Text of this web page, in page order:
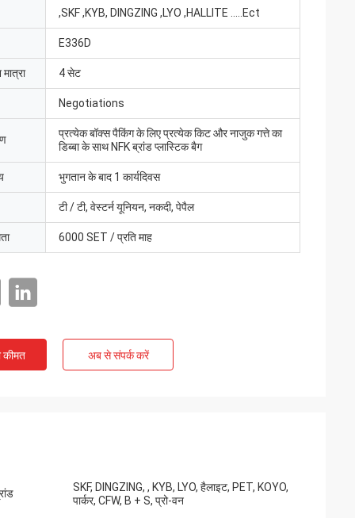
,SKF ,KYB, DINGZING ,LYO ,HALLITE .....Ect
E336D
4 सेट
Negotiations
प्रत्येक बॉक्स पैकिंग के लिए प्रत्येक किट और नाजुक गत्ते का
डिब्बा के साथ NFK ब्रांड प्लास्टिक बैग
भुगतान के बाद 1 कार्यदिवस
टी / टी, वेस्टर्न यूनियन, नकदी, पेपैल
6000 SET / प्रति माह
कीमत अब से संपर्क करें
SKF, DINGZING, , KYB, LYO, हैलाइट, PET, KOYO,
पार्कर, CFW, B + S, प्रो-वन